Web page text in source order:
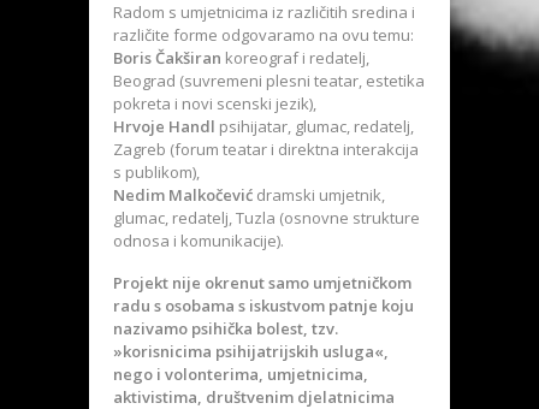
Radom s umjetnicima iz različitih sredina i
različite forme odgovaramo na ovu temu:
Boris Čakširan koreograf i redatelj,
Beograd (suvremeni plesni teatar, estetika
pokreta i novi scenski jezik),
Hrvoje Handl psihijatar, glumac, redatelj,
Zagreb (forum teatar i direktna interakcija
s publikom),
Nedim Malkočević dramski umjetnik,
glumac, redatelj, Tuzla (osnovne strukture
odnosa i komunikacije).
Projekt nije okrenut samo umjetničkom
radu s osobama s iskustvom patnje koju
nazivamo psihička bolest, tzv.
»korisnicima psihijatrijskih usluga«,
nego i volonterima, umjetnicima,
aktivistima, društvenim djelatnicima